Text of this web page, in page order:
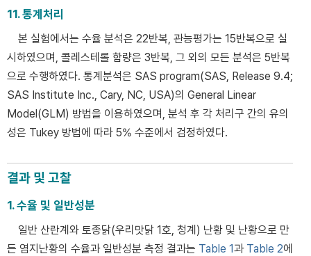
11. 통계처리
본 실험에서는 수율 분석은 22반복, 관능평가는 15반복으로 실
시하였으며, 콜레스테롤 함량은 3반복, 그 외의 모든 분석은 5반복
으로 수행하였다. 통계분석은 SAS program(SAS, Release 9.4;
SAS Institute Inc., Cary, NC, USA)의 General Linear
Model(GLM) 방법을 이용하였으며, 분석 후 각 처리구 간의 유의
성은 Tukey 방법에 따라 5% 수준에서 검정하였다.
결과 및 고찰
1. 수율 및 일반성분
일반 산란계와 토종닭(우리맛닭 1호, 청계) 난황 및 난황으로 만
든 염지난황의 수율과 일반성분 측정 결과는 Table 1과 Table 2에